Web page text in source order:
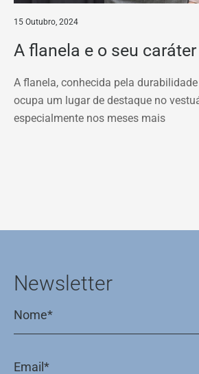
15 Outubro, 2024
A flanela e o seu caráter
A flanela, conhecida pela
ocupa um lugar de destaque no
especialmente nos meses mais
Newsletter